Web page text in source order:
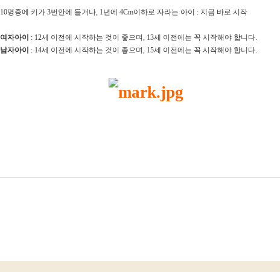
10명중에 키가 3번안에 들거나, 1년에 4Cm이하로 자라는 아이 : 지금 바로 시작
여자아이 : 12세 이전에 시작하는 것이 좋으며, 13세 이전에는 꼭 시작해야 합니다.
남자아이 : 14세 이전에 시작하는 것이 좋으며, 15세 이전에는 꼭 시작해야 합니다.